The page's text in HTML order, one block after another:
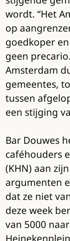
wordt. “Het
op
goedkoper
geen
Amsterdam
gemeentes,
tussen
een stijging
Bar Douwes
caféhouders
(KHN) aan
argumenten
dat ze niet
deze week
van 5000